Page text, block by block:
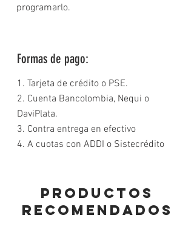
programarlo.
Formas de pago:
1. Tarjeta de crédito o PSE.
2. Cuenta Bancolombia, Nequi o
DaviPlata.
3. Contra entrega en efectivo
4. A cuotas con ADDI o Sistecrédito
PRODUCTOS
RECOMENDADOS